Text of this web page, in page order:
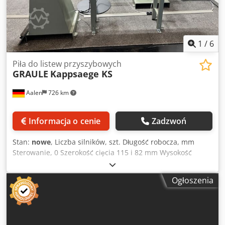
1 / 6
Aalen 726 km
Piła do listew przyszybowych
GRAULE Kappsaege KS
Informacja o cenie Zadzwoń
Stan: nowe, Liczba silników, szt. Długość robocza, mm
Sterowanie, 0 Szerokość cięcia 115 i 82 mm Wysokość
cięcia 55 mm Moc silnika 2,0 kW Waga maszyny ok. 45 kg
Piła ukośna Graule KS do cięcia listew (w tym listew do
szkła) z możliwością nacięcia z ręcznym i elektronicznym
ogranicznikiem długości przeznaczona do drewna, PVC,
aluminium Dwsdpfxoy T R Sqe Ailsa ----- Krótki opis
Ogłoszenia